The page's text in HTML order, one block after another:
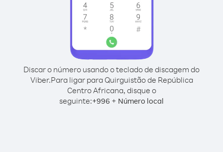
Discar o número usando o teclado de discagem do
Viber.Para ligar para Quirguistão de República
Centro Africana, disque o
seguinte:+996 + Número local